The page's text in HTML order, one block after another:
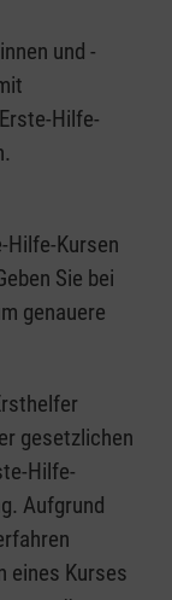
und -
Hilfe-
Hilfe-Kursen
Sie bei
genauere
gesetzlichen
Hilfe-
Aufgrund
eines Kurses